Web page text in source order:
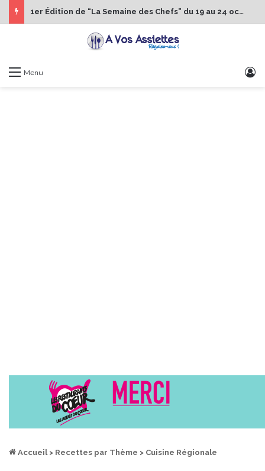
1er Édition de “La Semaine des Chefs” du 19 au 24 octobre 2026
Menu
Accueil > Recettes par Thème > Cuisine Régionale